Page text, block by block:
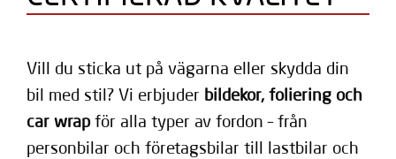
Vill du sticka ut på vägarna eller skydda din
bil med stil? Vi erbjuder bildekor, foliering och
car wrapför alla typer av fordon – från
personbilar och företagsbilar till lastbilar och